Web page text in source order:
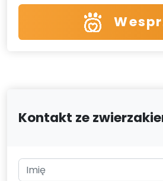
Kontakt ze